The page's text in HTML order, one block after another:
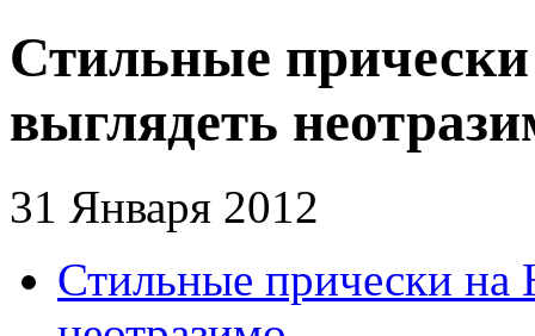
Стильные
выглядеть
31 Января 2012
Стильные прически на